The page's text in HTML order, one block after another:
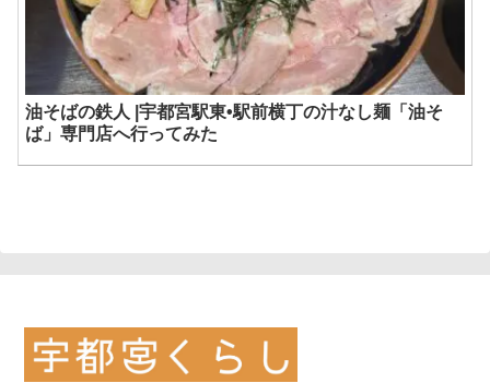
油そばの鉄人 |宇都宮駅東•駅前横丁の汁なし麺「油そ
ば」専門店へ行ってみた